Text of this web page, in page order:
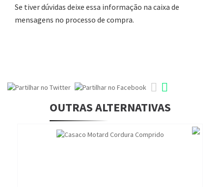
Se tiver dúvidas deixe essa informação na caixa de
mensagens no processo de compra.
OUTRAS ALTERNATIVAS